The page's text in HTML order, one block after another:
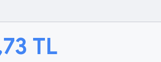
TL